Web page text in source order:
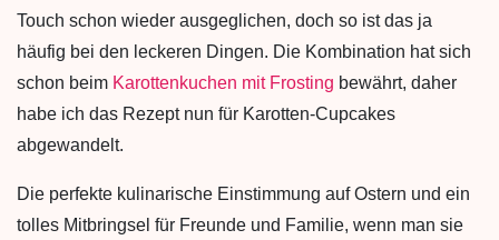
Touch schon wieder ausgeglichen, doch so ist das ja
häufig bei den leckeren Dingen. Die Kombination hat sich
schon beim Karottenkuchen mit Frosting bewährt, daher
habe ich das Rezept nun für Karotten-Cupcakes
abgewandelt.
Die perfekte kulinarische Einstimmung auf Ostern und ein
tolles Mitbringsel für Freunde und Familie, wenn man sie